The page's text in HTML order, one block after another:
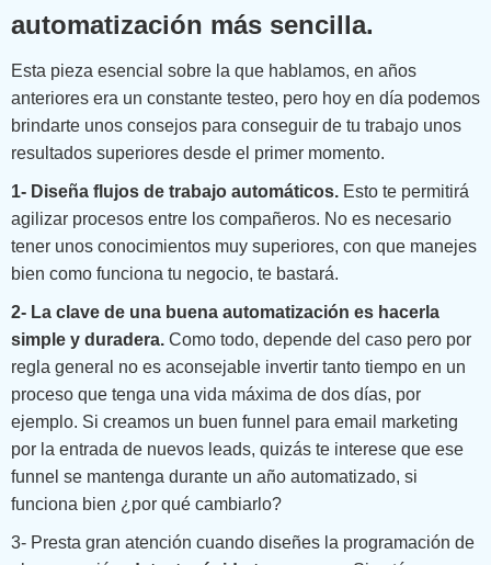
automatización más sencilla.
Esta pieza esencial sobre la que hablamos, en años
anteriores era un constante testeo, pero hoy en día podemos
brindarte unos consejos para conseguir de tu trabajo unos
resultados superiores desde el primer momento.
1- Diseña flujos de trabajo automáticos. Esto te permitirá
agilizar procesos entre los compañeros. No es necesario
tener unos conocimientos muy superiores, con que manejes
bien como funciona tu negocio, te bastará.
2- La clave de una buena automatización es hacerla
simple y duradera. Como todo, depende del caso pero por
regla general no es aconsejable invertir tanto tiempo en un
proceso que tenga una vida máxima de dos días, por
ejemplo. Si creamos un buen funnel para email marketing
por la entrada de nuevos leads, quizás te interese que ese
funnel se mantenga durante un año automatizado, si
funciona bien ¿por qué cambiarlo?
3- Presta gran atención cuando diseñes la programación de